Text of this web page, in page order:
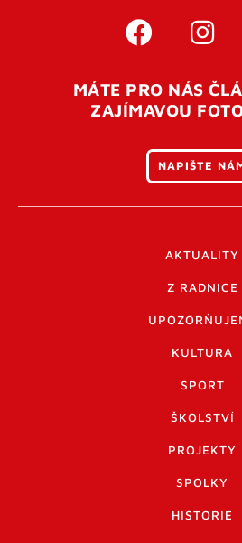
MÁTE PRO NÁS
ZAJÍMAVOU
NAPIŠTE
AKTUALITY
Z RADNICE
KULTURA
SPORT
ŠKOLSTVÍ
PROJEKTY
SPOLKY
HISTORIE